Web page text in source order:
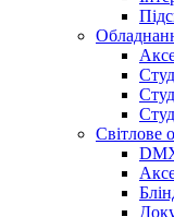
Світлове